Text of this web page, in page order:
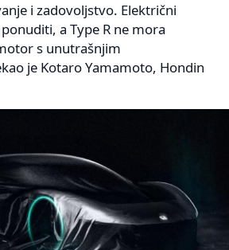
i zadovoljstvo. Električni
a Type R ne mora
s unutrašnjim
je Kotaro Yamamoto, Hondin